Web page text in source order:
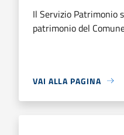
Il Servizio Patrimonio
patrimonio del
VAI ALLA PAGINA